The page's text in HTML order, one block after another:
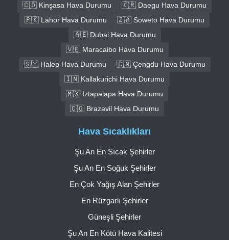
🇨🇩 Kinşasa Hava Durumu
🇰🇷 Daegu Hava Durumu
🇵🇰 Lahor Hava Durumu
🇿🇦 Soweto Hava Durumu
🇦🇪 Dubai Hava Durumu
🇻🇪 Maracaibo Hava Durumu
🇸🇾 Halep Hava Durumu
🇨🇳 Çengdu Hava Durumu
🇮🇳 Kallakurichi Hava Durumu
🇲🇽 Iztapalapa Hava Durumu
🇨🇬 Brazavil Hava Durumu
Hava Sıcaklıkları
Şu An En Sıcak Şehirler
Şu An En Soğuk Şehirler
En Çok Yağış Alan Şehirler
En Rüzgarlı Şehirler
Güneşli Şehirler
Şu An En Kötü Hava Kalitesi